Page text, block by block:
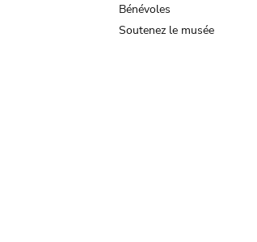
Bénévoles
Soutenez le musée